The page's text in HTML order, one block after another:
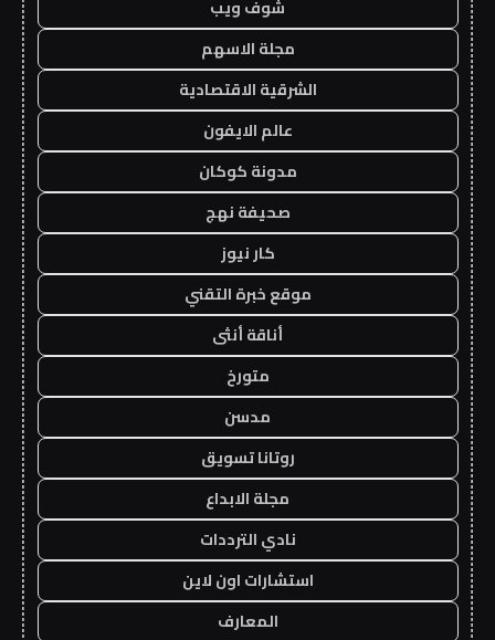
شوف ويب
مجلة الاسهم
الشرقية الاقتصادية
عالم الايفون
مدونة كوكان
صحيفة نهج
كار نيوز
موقع خبرة التقني
أناقة أنثى
متورخ
مدسن
روتانا تسويق
مجلة الابداع
نادي الترددات
استشارات اون لاين
المعارف